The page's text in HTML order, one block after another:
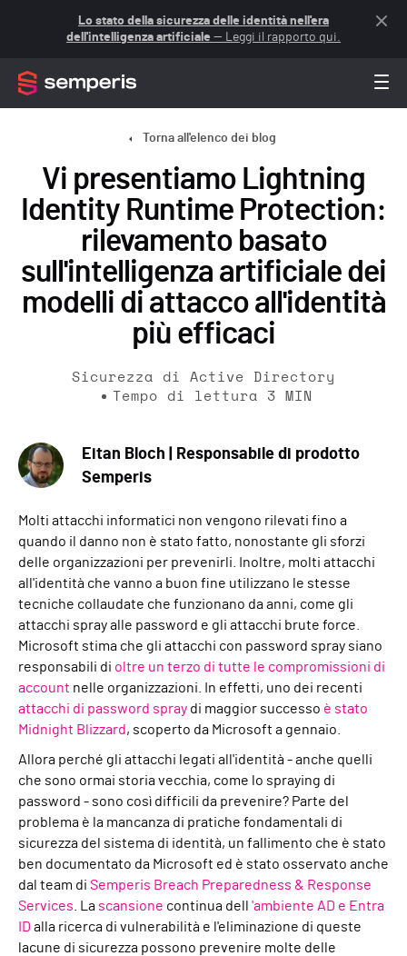
Lo stato della sicurezza delle identità nell'era
dell'intelligenza artificiale — Leggi il rapporto qui.
Torna all'elenco dei blog
Vi presentiamo Lightning
Identity Runtime Protection:
rilevamento basato
sull'intelligenza artificiale dei
modelli di attacco all'identità
più efficaci
Sicurezza di Active Directory
Tempo di lettura
3 MIN
Eitan Bloch | Responsabile di prodotto
Semperis
Molti attacchi informatici non vengono rilevati fino a
quando il danno non è stato fatto, nonostante gli sforzi
delle organizzazioni per prevenirli. Inoltre, molti attacchi
all'identità che vanno a buon fine utilizzano le stesse
tecniche collaudate che funzionano da anni, come gli
attacchi spray alle password e gli attacchi brute force.
Microsoft stima che gli attacchi con password spray siano
responsabili di oltre un terzo di tutte le compromissioni di
account nelle organizzazioni. In effetti, uno dei recenti
attacchi di password spray di maggior successo è stato
Midnight Blizzard, scoperto da Microsoft a gennaio.
Allora perché gli attacchi legati all'identità - anche quelli
che sono ormai storia vecchia, come lo spraying di
password - sono così difficili da prevenire? Parte del
problema è la mancanza di pratiche fondamentali di
sicurezza del sistema di identità, un fallimento che è stato
ben documentato da Microsoft ed è stato osservato anche
dal team di Semperis Breach Preparedness & Response
Services . La scansione continua dell 'ambiente AD e Entra
ID alla ricerca di vulnerabilità e l'eliminazione di queste
lacune di sicurezza possono prevenire molte delle